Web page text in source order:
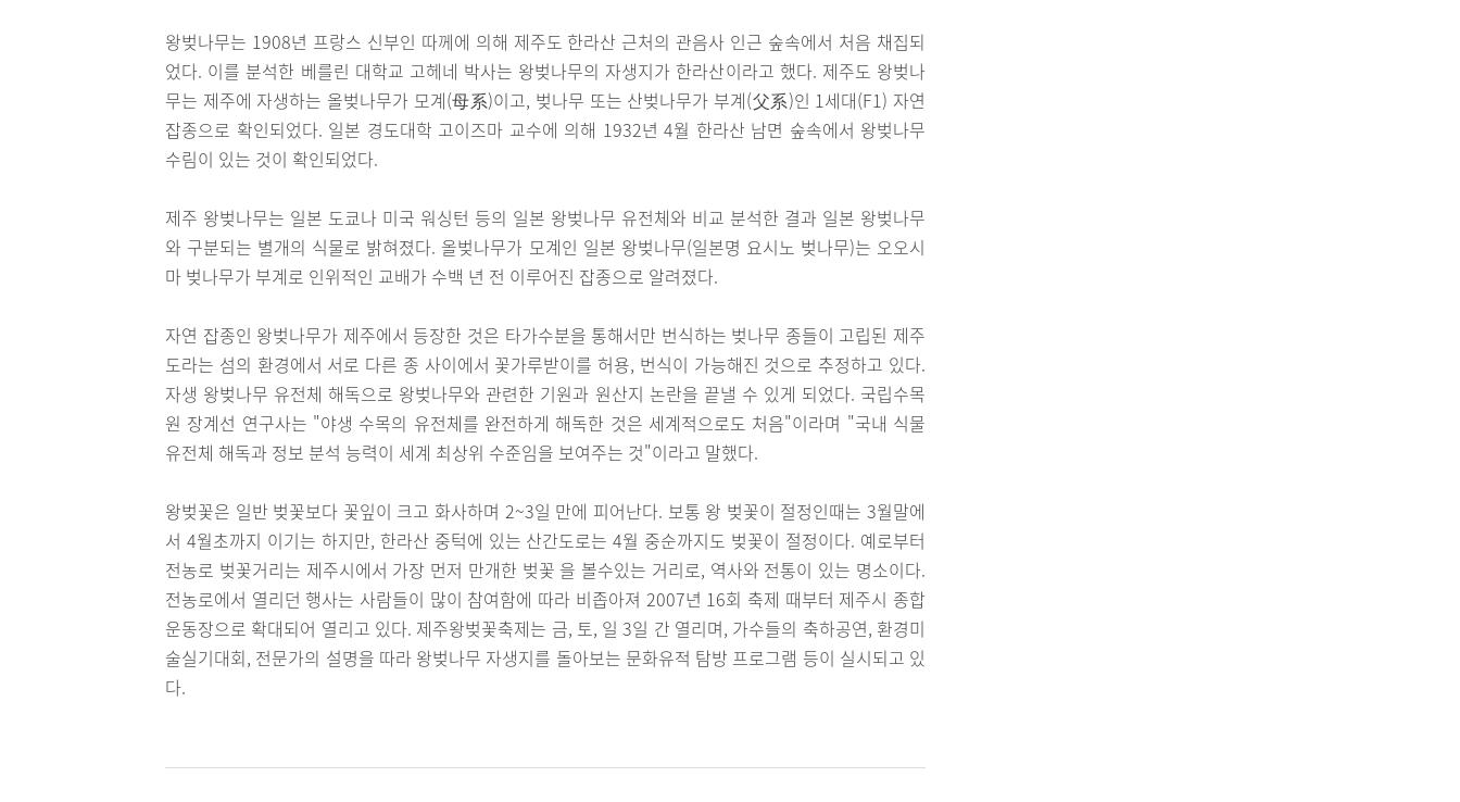
왕벚나무는 1908년 프랑스 신부인 따께에 의해 제주도 한라산 근처의 관음사 인근 숲속에서 처음 채집되
었다. 이를 분석한 베를린 대학교 고헤네 박사는 왕벚나무의 자생지가 한라산이라고 했다. 제주도 왕벚나
무는 제주에 자생하는 올벚나무가 모계(母系)이고, 벚나무 또는 산벚나무가 부계(父系)인 1세대(F1) 자연
잡종으로 확인되었다. 일본 경도대학 고이즈마 교수에 의해 1932년 4월 한라산 남면 숲속에서 왕벚나무
수림이 있는 것이 확인되었다.
제주 왕벚나무는 일본 도쿄나 미국 워싱턴 등의 일본 왕벚나무 유전체와 비교 분석한 결과 일본 왕벚나무
와 구분되는 별개의 식물로 밝혀졌다. 올벚나무가 모계인 일본 왕벚나무(일본명 요시노 벚나무)는 오오시
마 벚나무가 부계로 인위적인 교배가 수백 년 전 이루어진 잡종으로 알려졌다.
자연 잡종인 왕벚나무가 제주에서 등장한 것은 타가수분을 통해서만 번식하는 벚나무 종들이 고립된 제주
도라는 섬의 환경에서 서로 다른 종 사이에서 꽃가루받이를 허용, 번식이 가능해진 것으로 추정하고 있다.
자생 왕벚나무 유전체 해독으로 왕벚나무와 관련한 기원과 원산지 논란을 끝낼 수 있게 되었다. 국립수목
원 장계선 연구사는 "야생 수목의 유전체를 완전하게 해독한 것은 세계적으로도 처음"이라며 "국내 식물
유전체 해독과 정보 분석 능력이 세계 최상위 수준임을 보여주는 것"이라고 말했다.
왕벚꽃은 일반 벚꽃보다 꽃잎이 크고 화사하며 2~3일 만에 피어난다. 보통 왕 벚꽃이 절정인때는 3월말에
서 4월초까지 이기는 하지만, 한라산 중턱에 있는 산간도로는 4월 중순까지도 벚꽃이 절정이다. 예로부터
전농로 벚꽃거리는 제주시에서 가장 먼저 만개한 벚꽃 을 볼수있는 거리로, 역사와 전통이 있는 명소이다.
전농로에서 열리던 행사는 사람들이 많이 참여함에 따라 비좁아져 2007년 16회 축제 때부터 제주시 종합
운동장으로 확대되어 열리고 있다. 제주왕벚꽃축제는 금, 토, 일 3일 간 열리며, 가수들의 축하공연, 환경미
술실기대회, 전문가의 설명을 따라 왕벚나무 자생지를 돌아보는 문화유적 탐방 프로그램 등이 실시되고 있
다.